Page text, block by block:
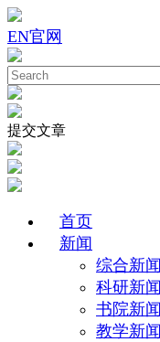
EN官网
提交文章
首页
新闻
综合新闻
科研新闻
书院新闻
教学新闻